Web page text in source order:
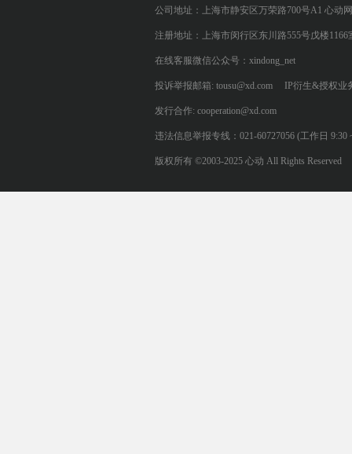
公司地址：上海市静安区万荣路700号A1 心动
注册地址：上海市闵行区东川路555号戊楼1166
在线客服微信公众号：xindong_net
投诉举报邮箱: tousu@xd.com IP衍生&授权业
发行合作: cooperation@xd.com
违法信息举报专线：021-60727056 (工作日 9:30
版权所有 ©2003-2025 心动 All Rights Reserved